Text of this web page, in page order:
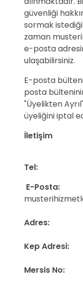
güvenliği
sormak
zaman
e-posta
ulaşabilirsiniz.
E-posta bülteni
posta
"Üyelikten
üyeliğini iptal
İletişim
Tel:
E-Posta:
Adres:
Kep Adresi:
Mersis No: